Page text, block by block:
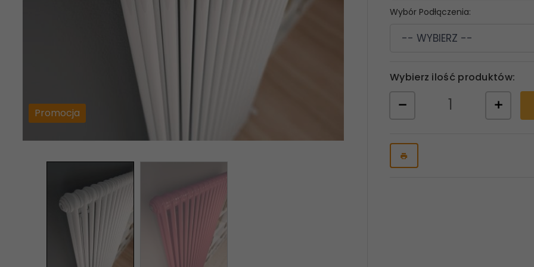
Promocja
Wybór Podłączenia:
-- WYBIERZ --
Wybierz ilość produktów: